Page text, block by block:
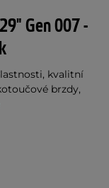
Gen 007 -
kvalitní
brzdy,